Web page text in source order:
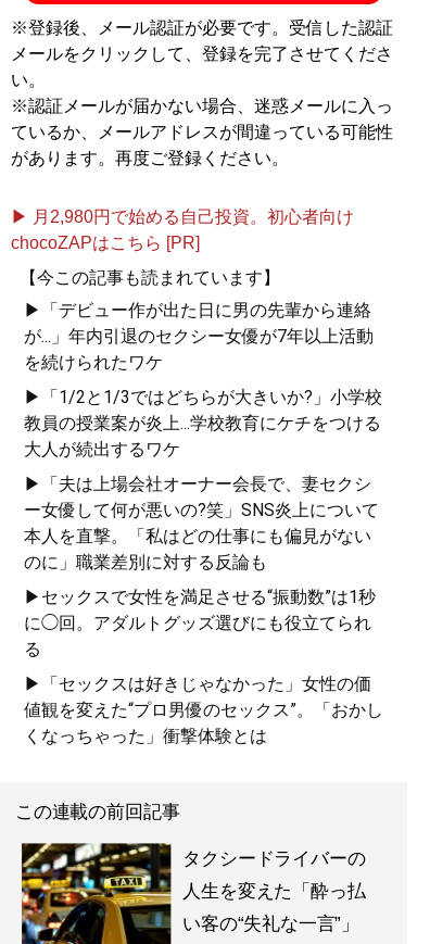
※登録後、メール認証が必要です。受信した認証
メールをクリックして、登録を完了させてくださ
い。
※認証メールが届かない場合、迷惑メールに入っ
ているか、メールアドレスが間違っている可能性
があります。再度ご登録ください。
▶ 月2,980円で始める自己投資。初心者向け
chocoZAPはこちら [PR]
【今この記事も読まれています】
▶「デビュー作が出た日に男の先輩から連絡
が...」年内引退のセクシー女優が7年以上活動
を続けられたワケ
▶「1/2と1/3ではどちらが大きいか?」小学校
教員の授業案が炎上...学校教育にケチをつける
大人が続出するワケ
▶「夫は上場会社オーナー会長で、妻セクシ
ー女優して何が悪いの?笑」SNS炎上について
本人を直撃。「私はどの仕事にも偏見がない
のに」職業差別に対する反論も
▶セックスで女性を満足させる“振動数”は1秒
に◯回。アダルトグッズ選びにも役立てられ
る
▶「セックスは好きじゃなかった」女性の価
値観を変えた“プロ男優のセックス”。「おかし
くなっちゃった」衝撃体験とは
この連載の前回記事
タクシードライバーの
人生を変えた「酔っ払
い客の“失礼な一言”」